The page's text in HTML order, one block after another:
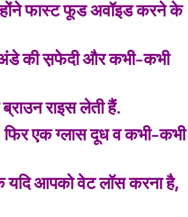
Sign in
फास्ट फूड अवॉइड करने के
अंडे की स़फेदी और कभी-कभी
राइस लेती हैं.
एक ग्लास दूध व कभी-कभी
यदि आपको वेट लॉस करना है,